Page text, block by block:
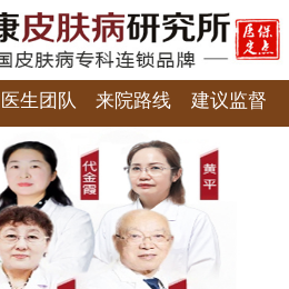
医生团队 来院路线 建议监督